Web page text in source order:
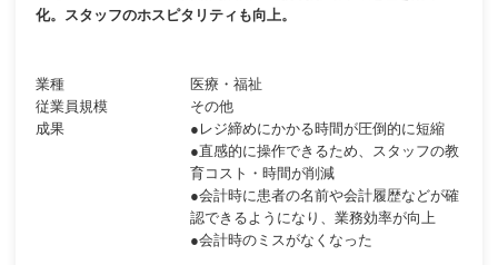
化。スタッフのホスピタリティも向上。
業種
医療・福祉
従業員規模
その他
成果
●レジ締めにかかる時間が圧倒的に短縮
●直感的に操作できるため、スタッフの教
育コスト・時間が削減
●会計時に患者の名前や会計履歴などが確
認できるようになり、業務効率が向上
●会計時のミスがなくなった